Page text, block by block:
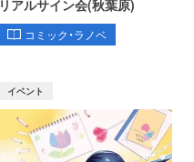
リアルサイン会(秋葉原)
コミック・ラノベ
イベント